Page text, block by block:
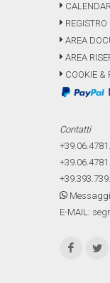
REGISTRO
AREA
AREA
COOKIE &
Contatti
E-MAIL: